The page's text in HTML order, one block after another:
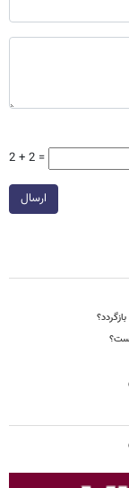
2 + 2 =
ارسال